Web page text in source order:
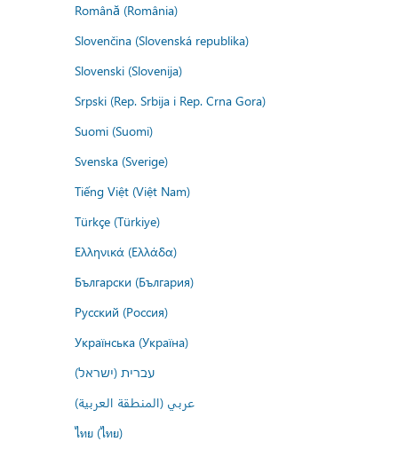
Română (România)
Slovenčina (Slovenská republika)
Slovenski (Slovenija)
Srpski (Rep. Srbija i Rep. Crna Gora)
Suomi (Suomi)
Svenska (Sverige)
Tiếng Việt (Việt Nam)
Türkçe (Türkiye)
Ελληνικά (Ελλάδα)
Български (България)
Русский (Россия)
Українська (Україна)
עברית (ישראל)
عربي (المنطقة العربية)
ไทย (ไทย)